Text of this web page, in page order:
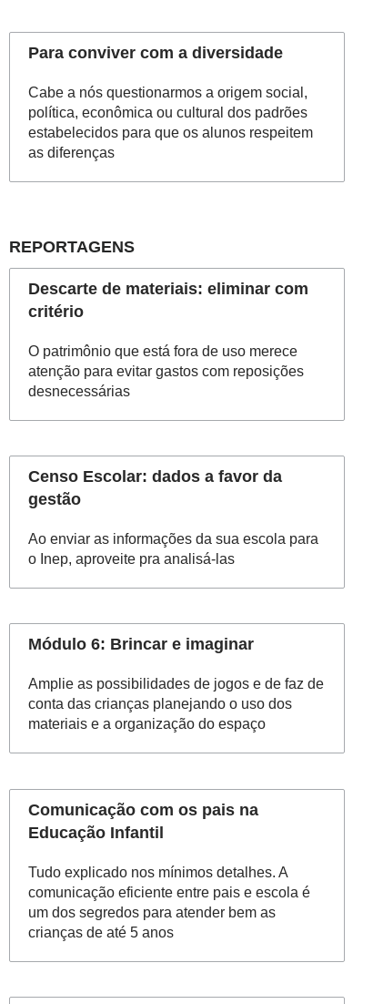
Para conviver com a diversidade
Cabe a nós questionarmos a origem social,
política, econômica ou cultural dos padrões
estabelecidos para que os alunos respeitem
as diferenças
REPORTAGENS
Descarte de materiais: eliminar com
critério
O patrimônio que está fora de uso merece
atenção para evitar gastos com reposições
desnecessárias
Censo Escolar: dados a favor da
gestão
Ao enviar as informações da sua escola para
o Inep, aproveite pra analisá-las
Módulo 6: Brincar e imaginar
Amplie as possibilidades de jogos e de faz de
conta das crianças planejando o uso dos
materiais e a organização do espaço
Comunicação com os pais na
Educação Infantil
Tudo explicado nos mínimos detalhes. A
comunicação eficiente entre pais e escola é
um dos segredos para atender bem as
crianças de até 5 anos